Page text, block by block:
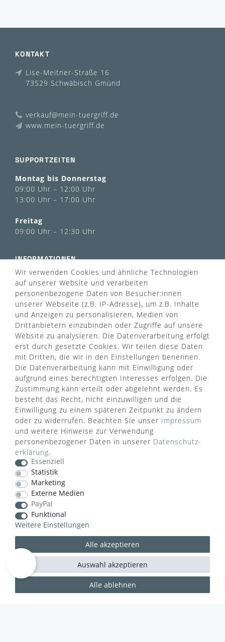
KONTAKT
Lise-Meitner-Straße 16
73529 Schwäbisch Gmünd
verkauf@mein-tuergriff.de
www.mein-tuergriff.de
SUPPORTZEITEN
Montag bis Donnerstag
09:00 Uhr – 12:00 Uhr
13:00 Uhr – 17:00 Uhr
Freitag
09:00 Uhr – 12:30 Uhr
INFORMATIONEN
Über uns
Kontaktformular
FAQ
Türgriff Lexikon
Widerrufsrecht
Sitemap
AGB
Zahlung & Versand
Datenschutz
Impressum
Rücksendung
Markenwelt
Widerruf erklären
ZAHLUNGSARTEN
VERSANDART
Wir verwenden Cookies und ähnliche Technologien
auf unserer Website und verarbeiten
personenbezogene Daten von Besucher:innen
unserer Webseite (z.B. IP-Adresse), um z.B. Inhalte
und Anzeigen zu personalisieren, Medien von
Drittanbietern einzubinden oder Zugriffe auf unsere
Website zu analysieren. Die Datenverarbeitung erfolgt
erst durch gesetzte Cookies. Wir teilen diese Daten
mit Dritten, die wir in den Einstellungen benennen.
Die Datenverarbeitung kann mit Einwilligung oder
aufgrund eines berechtigten Interesses erfolgen. Die
Zustimmung kann erteilt oder abgelehnt werden. Es
besteht das Recht, nicht einzuwilligen und die
Einwilligung zu einem späteren Zeitpunkt zu ändern
oder zu widerrufen. Beachten Sie unser Impressum
und weitere Hinweise zur Verwendung
personenbezogener Daten in unserer Daten­schutz­
erklärung.
Essenziell
Statistik
Marketing
Externe Medien
PayPal
Funktional
Weitere Einstellungen
Alle akzeptieren
Alle ablehnen
Auswahl akzeptieren